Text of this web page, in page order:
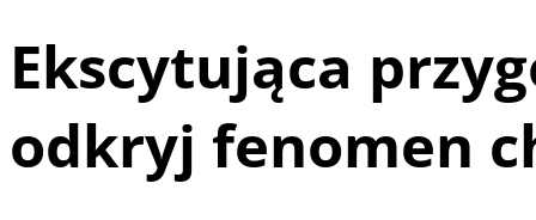
Ekscytująca
odkryj fenomen